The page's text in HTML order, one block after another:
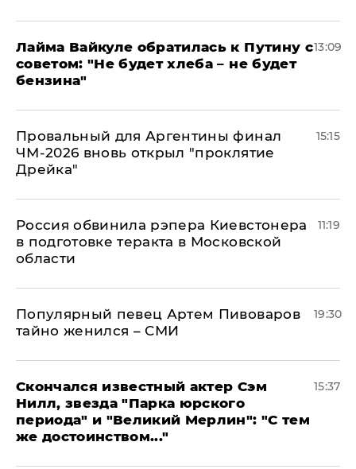
Лайма Вайкуле обратилась к Путину с
советом: "Не будет хлеба – не будет
бензина"
13:09
Провальный для Аргентины финал
ЧМ-2026 вновь открыл "проклятие
Дрейка"
15:15
Россия обвинила рэпера Киевстонера
в подготовке теракта в Московской
области
11:19
Популярный певец Артем Пивоваров
тайно женился – СМИ
19:30
Скончался известный актер Сэм
Нилл, звезда "Парка юрского
периода" и "Великий Мерлин": "С тем
же достоинством..."
15:37